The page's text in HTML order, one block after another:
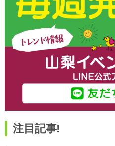
注目記事!